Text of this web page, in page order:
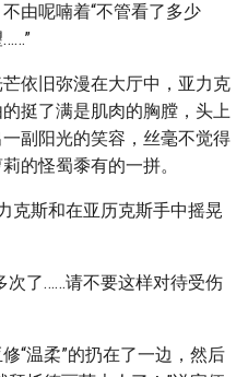
由呢喃着“不管看了多少
依旧弥漫在大厅中，亚力克
挺了满是肌肉的胸膛，头上
副阳光的笑容，丝毫不觉得
的怪蜀黍有的一拼。
克斯和在亚历克斯手中摇晃
次了……请不要这样对待受伤
“温柔”的扔在了一边，然后